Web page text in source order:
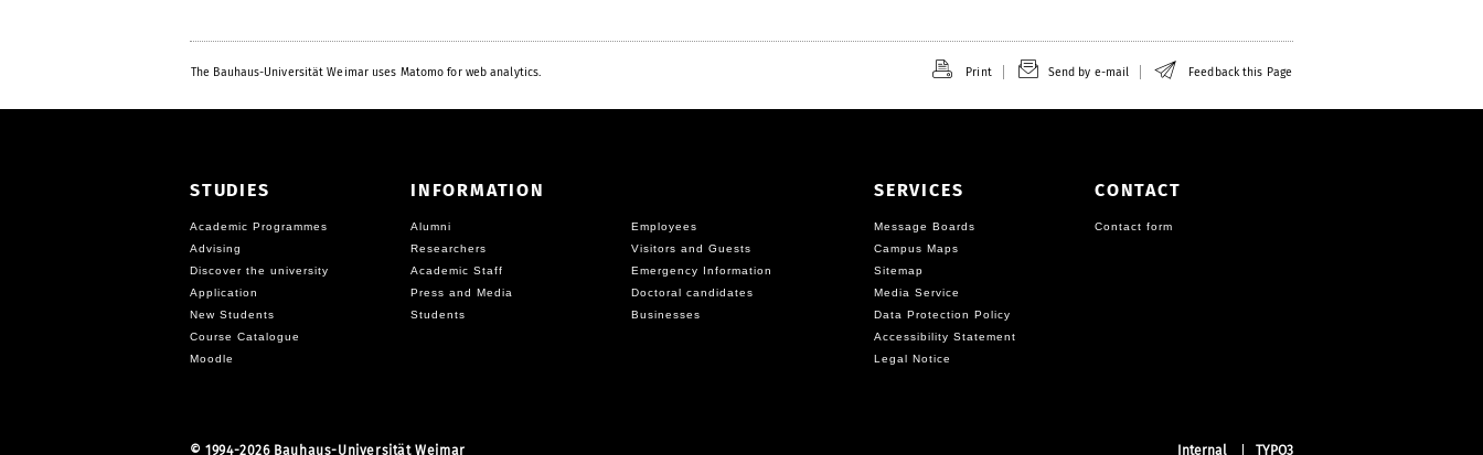
The Bauhaus-Universität Weimar uses Matomo for web analytics. Print Send by e-mail Feedback this Page
STUDIES
Academic Programmes
Advising
Discover the university
Application
New Students
Course Catalogue
Moodle
INFORMATION
Alumni
Employees
Researchers
Visitors and Guests
Academic Staff
Emergency Information
Press and Media
Doctoral candidates
Students
Businesses
SERVICES
Message Boards
Campus Maps
Sitemap
Media Service
Data Protection Policy
Accessibility Statement
Legal Notice
CONTACT
Contact form
© 1994-2026 Bauhaus-Universität Weimar Internal TYPO3